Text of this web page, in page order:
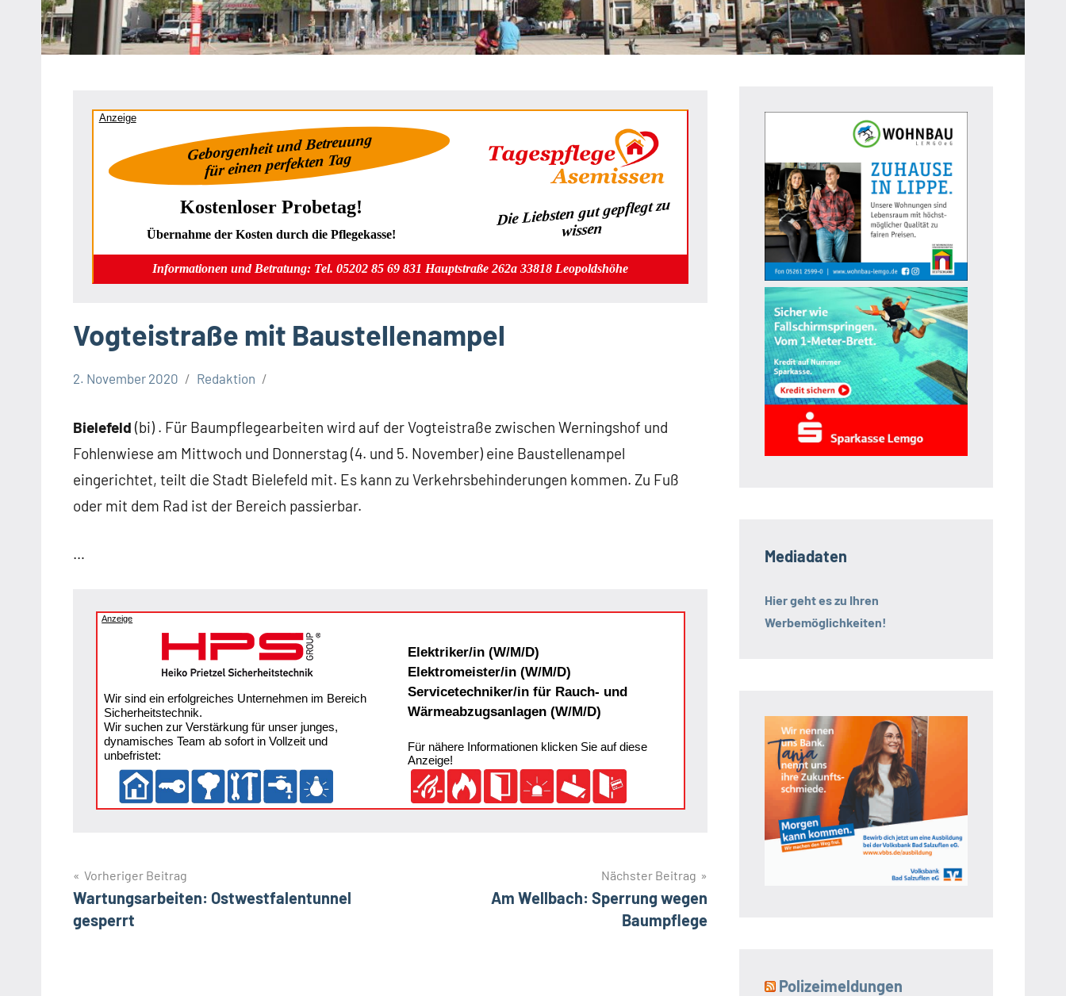
Heipke,
Leopoldshöhe,
Anzeige
Geborgenheit und Betreuung
für einen perfekten Tag
Kostenloser Probetag!
Übernahme der Kosten durch die Pflegekasse!
Die Liebsten gut gepflegt zu
wissen
Informationen und Betratung: Tel. 05202 85 69 831 Hauptstraße 262a 33818 Leopoldshöhe
Vogteistraße mit Baustellenampel
Stadt
2. November 2020 Redaktion
Bielefeld (bi) . Für Baumpflegearbeiten wird auf der Vogteistraße zwischen Werningshof und
Fohlenwiese am Mittwoch und Donnerstag (4. und 5. November) eine Baustellenampel
eingerichtet, teilt die Stadt Bielefeld mit. Es kann zu Verkehrsbehinderungen kommen. Zu Fuß
oder mit dem Rad ist der Bereich passierbar.
…
Anzeige
Wir sind ein erfolgreiches Unternehmen im Bereich
Sicherheitstechnik.
Wir suchen zur Verstärkung für unser junges,
dynamisches Team ab sofort in Vollzeit und
unbefristet:
Elektriker/in (W/M/D)
Elektromeister/in (W/M/D)
Servicetechniker/in für Rauch- und
Wärmeabzugsanlagen (W/M/D)
Für nähere Informationen klicken Sie auf diese
Anzeige!
Beitragsnavigation
Vorheriger Beitrag
Wartungsarbeiten: Ostwestfalentunnel
gesperrt
Nächster Beitrag
Am Wellbach: Sperrung wegen
Baumpflege
Mediadaten
Hier geht es zu Ihren
Werbemöglichkeiten!
Polizeimeldungen